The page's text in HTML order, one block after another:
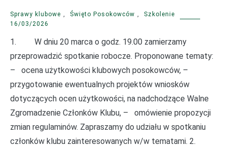
Sprawy klubowe , Święto Posokowców ,
Szkolenie
16/03/2026
1. W dniu 20 marca o godz. 19.00 zamierzamy
przeprowadzić spotkanie robocze. Proponowane tematy:
– ocena użytkowości klubowych posokowców, –
przygotowanie ewentualnych projektów wniosków
dotyczących ocen użytkowości, na nadchodzące Walne
Zgromadzenie Członków Klubu, – omówienie propozycji
zmian regulaminów. Zapraszamy do udziału w spotkaniu
członków klubu zainteresowanych w/w tematami. 2.